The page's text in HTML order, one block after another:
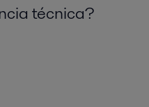
técnica?